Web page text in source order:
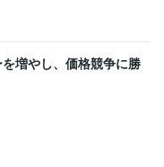
増やし、価格競争に勝